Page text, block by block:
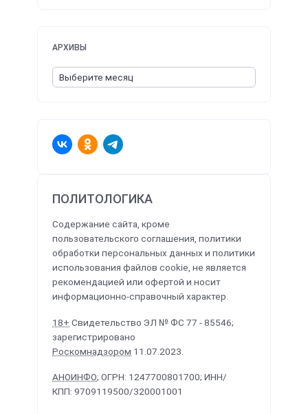
ПОЛИТОЛОГИКА
Содержание сайта, кроме
пользовательского соглашения, политики
обработки персональных данных и политики
использования файлов cookie, не является
рекомендацией или офертой и носит
информационно-справочный характер.
18+ Свидетельство ЭЛ № ФС 77 - 85546;
зарегистрировано
Роскомнадзором 11.07.2023.
АНОИНФО; ОГРН: 1247700801700; ИНН/
КПП: 9709119500/320001001
АРХИВЫ